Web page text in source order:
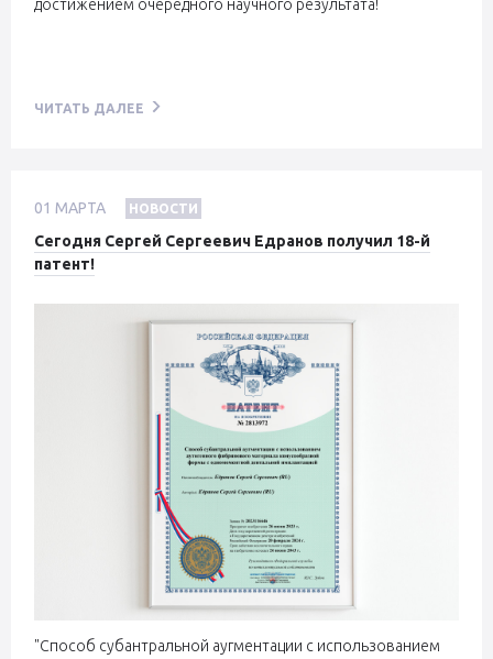
достижением очередного научного результата!
ЧИТАТЬ ДАЛЕЕ
01 МАРТА НОВОСТИ
Сегодня Сергей Сергеевич Едранов получил 18-й
патент!
"Способ субантральной аугментации с использованием